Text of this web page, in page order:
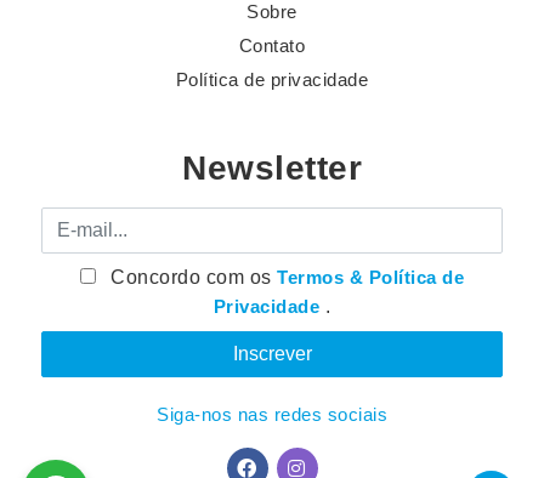
Sobre
Contato
Política de privacidade
Newsletter
E-mail
Concordo com osTermos & Política de
Privacidade .
Siga-nos nas redes sociais